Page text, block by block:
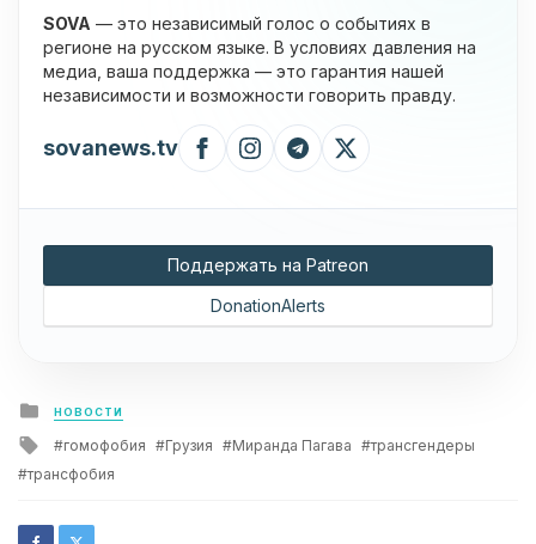
SOVA — это независимый голос о событиях в
регионе на русском языке. В условиях давления на
медиа, ваша поддержка — это гарантия нашей
независимости и возможности говорить правду.
sovanews.tv
Поддержать на Patreon
DonationAlerts
Posted
in
НОВОСТИ
Tagged
with
гомофобия Грузия Миранда Пагава
трансгендеры
трансфобия